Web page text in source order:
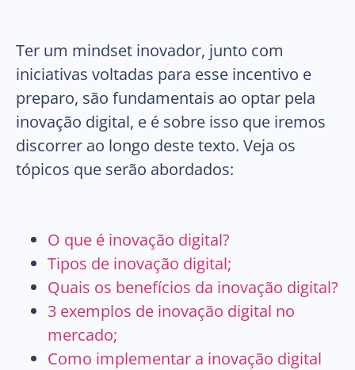
Ter um mindset inovador, junto com
iniciativas voltadas para esse incentivo e
preparo, são fundamentais ao optar pela
inovação digital, e é sobre isso que iremos
discorrer ao longo deste texto. Veja os
tópicos que serão abordados:
O que é inovação digital?
Tipos de inovação digital;
Quais os benefícios da inovação digital?
3 exemplos de inovação digital no
mercado;
Como implementar a inovação digital